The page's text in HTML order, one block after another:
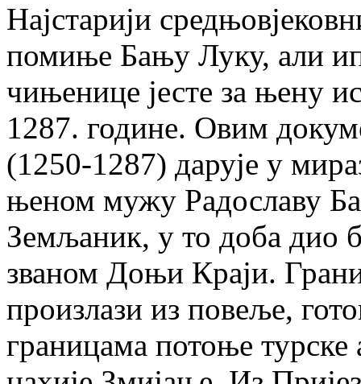
Најстарији
помиње Бању Луку, али
чињенице јесте за њену
1287. године. Овим
(1250-1287) дарује у
њеном мужу Радославу
Земљаник, у то доба дио
званом Доњи Краји.
произлази из повеље,
границама потоње турске